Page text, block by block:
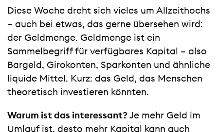
Diese Woche dreht sich vieles um Allzeithochs
– auch bei etwas, das gerne übersehen wird:
der Geldmenge. Geldmenge ist ein
Sammelbegriff für verfügbares Kapital – also
Bargeld, Girokonten, Sparkonten und ähnliche
liquide Mittel. Kurz: das Geld, das Menschen
theoretisch investieren könnten.
Warum ist das interessant? Je mehr Geld im
Umlauf ist, desto mehr Kapital kann auch